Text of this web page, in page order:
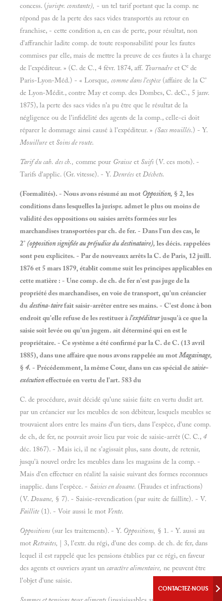
concess. (jurispr. constante), - un tel tarif portant que la comp. ne
répond pas de la perte des sacs vides transportés au retour en
franchise, - cette condition a, en cas de perte, pour résultat, non
d'affranchir ladite comp. de toute responsabilité pour les fautes
commises par elle, mais de mettre la preuve de ces fautes à la charge
de l'expéditeur. » (C. de C., 4 févr. 1874, aff. Tournadre et Ce de
Paris-Lyon-Méd.) - « Lorsque, comme dans l'espèce (affaire de la C°
de Lyon-Médit., contre May et comp. des Dombes, C. deC., 5 janv.
1875), la perte des sacs vides n'a pu être que le résultat de la
négligence ou de l'infidélité des agents de la comp., celle-ci doit
réparer le dommage ainsi causé à l'expéditeur. » (Sacs mouillés.) - Y.
Mouillure et Soins de route.
Tarif du cah. des ch., comme pour Graisse et Suifs (V. ces mots). -
Tarifs d'applic. (Gr. vitesse). - Y. Denrées etDéchets.
(Formalités). - Nous avons résumé au mot Opposition, § 2, les
conditions dans lesquelles la jurispr. admet le plus ou moins de
validité des oppositions ou saisies arrêts formées sur les
marchandises transportées par ch. de fer. - Dans l'un des cas, le
2° (opposition signifiée au préjudice du destinataire), les décis. rappelées
sont peu explicites. - Par de nouveaux arrêts la C. de Paris, 12 juill.
1876 et5 mars 1879, établit comme suit les principes applicables en
cette matière : - Une comp. de ch. de fer n'est pas juge de la
propriété des marchandises, en voie de transport, qu'un créancier
dudestina-tairefait saisir-arrêter entre ses mains. - C'est donc à bon
endroit qu'elle refuse de les restituer àl'expéditeurjusqu'à ce que la
saisie soit levée ou qu'un jugem. ait déterminé qui en est le
propriétaire. - Ce système a été confirmé par la C. de C. (13 avril
1885), dans une affaire que nous avons rappelée au motMagasinage,
§ 4. - Précédemment, la même Cour, dans un cas spécial desaisie-
exécutioneffectuée en vertu de l'art. 583 du
C. de procédure, avait décidé qu'une saisie faite en vertu dudit art.
par un créancier sur les meubles de son débiteur, lesquels meubles se
trouvaient alors entre les mains d'un tiers, dans l'espèce, d'une comp.
de ch, de fer, ne pouvait avoir lieu par voie de saisie-arrêt (C. C., 4
déc. 1867). - Mais ici, il ne s'agissait plus, sans doute, de retenir,
jusqu'à nouvel ordre les meubles dans les magasins de la comp. -
Mais d'en effectuer en réalité la saisie suivant des formes reconnues
inapplic. dans l'espèce. - Saisies en douane. (Fraudes et infractions)
(V. Douane, § 7). - Saisie-revendication (par suite de faillite). - V.
Faillite (1). - Voir aussi le mot Vente.
Oppositions (sur les traitements). - Y. Oppositions, § 1. - Y. aussi au
motRetraites, | 3, l'extr. du régi, d'une des comp. de ch. de fer, dans
lequel il est rappelé que les pensions établies par ce régi, en faveur
des agents et ouvriers ayant un caractère alimentaire, ne peuvent être
l'objet d'une saisie.
CONTACTEZ-NOUS